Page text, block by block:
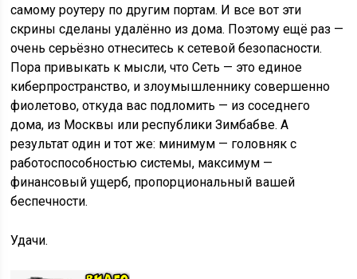
самому роутеру по другим портам. И все вот эти
скрины сделаны удалённо из дома. Поэтому ещё раз —
очень серьёзно отнеситесь к сетевой безопасности.
Пора привыкать к мысли, что Сеть — это единое
киберпространство, и злоумышленнику совершенно
фиолетово, откуда вас подломить — из соседнего
дома, из Москвы или республики Зимбабве. А
результат один и тот же: минимум — головняк с
работоспособностью системы, максимум —
финансовый ущерб, пропорциональный вашей
беспечности.
Удачи.